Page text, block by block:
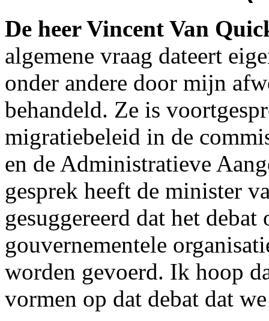
De heer Vincent Van
algemene vraag dateert
onder andere door mijn
behandeld. Ze is
migratiebeleid in de
en de Administratieve
gesprek heeft de minister
gesuggereerd dat het
gouvernementele
worden gevoerd. Ik hoop
vormen op dat debat dat